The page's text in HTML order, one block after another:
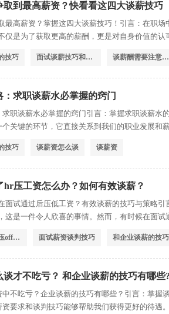
取到最高薪资？快看看这四大谈薪技巧
最高薪资？掌握这四大谈薪技巧！引言：在职
仅是为了获取更高的薪酬，更是对自身价值的
前，首先要做好充分的准备工作。了解市场行情
技巧 面试谈薪技巧和策略 谈薪酬需要注意的地方
：求职谈薪水必掌握的窍门
职谈薪水必掌握的窍门引言：掌握求职谈薪水
关键的环节，它直接关系到我们的职业发展和
研，我们可以了解到不同职位在市场上的薪资水
技巧 谈薪资怎么谈 谈薪资
hr压工资怎么办？如何有效谈薪？
面试通过后压低工资？有效谈薪的技巧与策略
这是一件令人欣喜的事情。然而，有时候在面
行情与自身价值在面试通过后，HR可能会试图通
怎么应对hr压offer工资 面试薪资谈判技巧 和企业谈薪的技巧
谈才不吃亏？ 和企业谈薪的技巧有哪些?
不吃亏？企业谈薪的技巧有哪些？引言：掌握
资要求和谈判技巧能够帮助我们获得更好的待遇